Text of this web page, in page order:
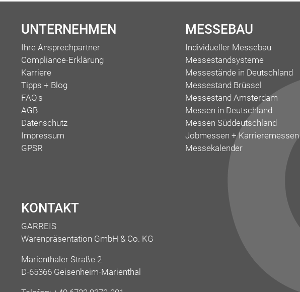
UNTERNEHMEN
Ihre Ansprechpartner
Compliance-Erklärung
Karriere
Tipps + Blog
FAQ's
AGB
Datenschutz
Impressum
GPSR
MESSEBAU
Individueller Messebau
Messestandsysteme
Messestände in Deutschland
Messestand Brüssel
Messestand Amsterdam
Messen in Deutschland
Messen Süddeutschland
Jobmessen + Karrieremessen
Messekalender
KONTAKT
GARREIS
Warenpräsentation GmbH & Co. KG
Marienthaler Straße 2
D-65366 Geisenheim-Marienthal